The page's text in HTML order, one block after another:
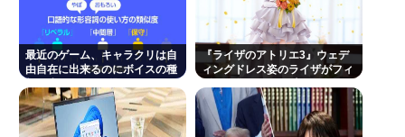
ローソン、店内調理で「焼きそば」”炒めロボ”導入
拡大😲
三山凌輝が妻・趣里との「キス・濡れ場禁止ルー
ル」を破って既婚の元宝塚女優・花乃まりあと連日
密会《直撃後にもホテルへ…》
最近のゲーム、キャラクリは自
由自在に出来るのにボイスの種
『ライザのアトリエ3』ウェデ
ィングドレス姿のライザがフィ
∀ﾟ)───!!!!!